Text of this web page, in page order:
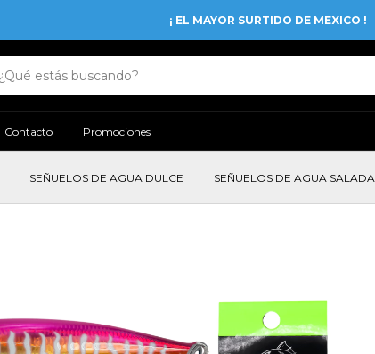
¡ EL MAYOR SURTIDO DE MEXICO !
Contacto Promociones
SEÑUELOS DE AGUA DULCE SEÑUELOS DE AGUA SALADA